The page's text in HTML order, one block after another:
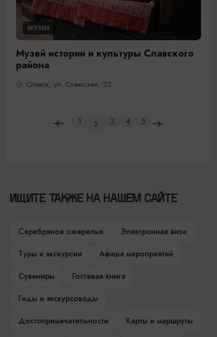
МУЗЕИ
Музей истории и культуры Славского
района
Славск, ул. Советская, 22
1 2 3 4 5
ИЩИТЕ ТАКЖЕ НА НАШЕМ САЙТЕ
Серебряное ожерелье
Электронная виза
Туры и экскурсии
Афиша мероприятий
Сувениры
Гостевая книга
Гиды и экскурсоводы
Достопримечательности
Карты и маршруты